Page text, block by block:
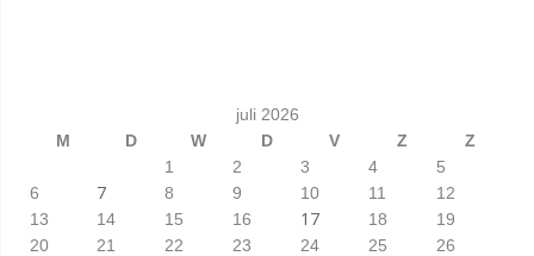
juli 2026
M
D W D V Z
Z
1
2 3 4
5
6
7 8 9 10 11
12
13
14 15 16 17 18
19
20
21 22 23 24 25 26